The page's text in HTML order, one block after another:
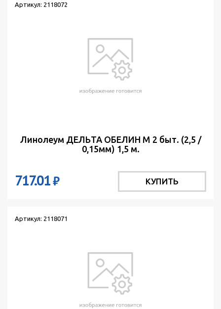
Артикул: 2118072
Линолеум ДЕЛЬТА ОБЕЛИН М 2 быт. (2,5 /
0,15мм) 1,5 м.
717.01₽ КУПИТЬ
Артикул: 2118071